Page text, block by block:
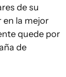
de su
la mejor
quede por
de